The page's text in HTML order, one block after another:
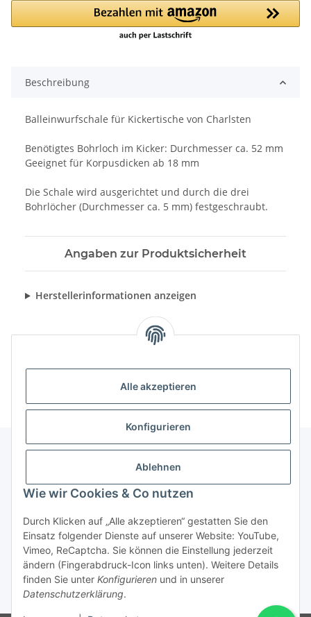
Alle akzeptieren
Konfigurieren
Ablehnen
Wie wir Cookies & Co nutzen
Durch Klicken auf „Alle akzeptieren“ gestatten Sie den
Einsatz folgender Dienste auf unserer Website: YouTube,
Vimeo, ReCaptcha. Sie können die Einstellung jederzeit
ändern (Fingerabdruck-Icon links unten). Weitere Details
finden Sie unter Konfigurieren und in unserer
Datenschutzerklärung.
Beschreibung
Balleinwurfschale für Kickertische von Charlsten
Benötigtes Bohrloch im Kicker: Durchmesser ca. 52 mm
Geeignet für Korpusdicken ab 18 mm
Die Schale wird ausgerichtet und durch die drei
Bohrlöcher (Durchmesser ca. 5 mm) festgeschraubt.
Angaben zur Produktsicherheit
Herstellerinformationen anzeigen
Gesetzliche Informationen
Vertrag widerrufen
* Alle Preise inkl. gesetzlicher USt., zzgl.